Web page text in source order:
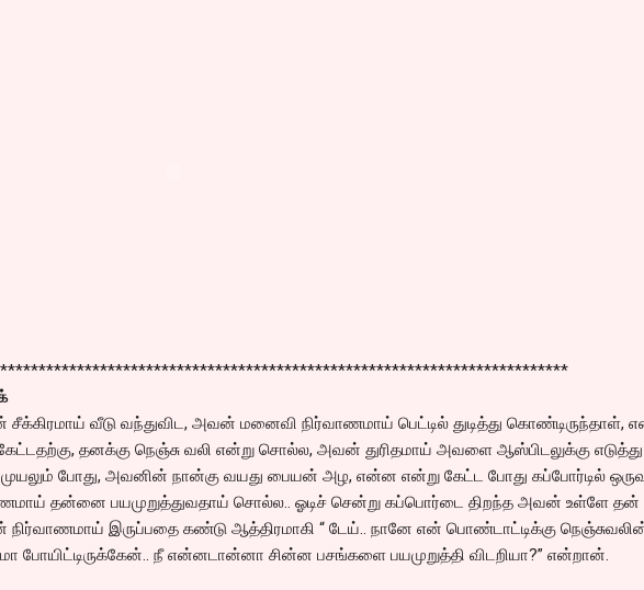
சீக்கிரமாய் வீடு வந்துவிட, அவன் மனைவி நிர்வாணமாய் பெட்டில் துடித்து கொண்டிருந்தாள்,
தனக்கு நெஞ்சு வலி என்று சொல்ல, அவன் துரிதமாய் அவளை ஆஸ்பிடலுக்கு எடுத்து
போது, அவனின் நான்கு வயது பையன் அழ, என்ன என்று கேட்ட போது கப்போர்டில்
தன்னை பயமுறுத்துவதாய் சொல்ல.. ஓடிச் சென்று கப்பொர்டை திறந்த அவன் உள்ளே
இருப்பதை கண்டு ஆத்திரமாகி “ டேய்.. நானே என் பொண்டாட்டிக்கு
போயிட்டிருக்கேன்.. நீ என்னடான்னா சின்ன பசங்களை பயமுறுத்தி விடறியா?” என்றான்.